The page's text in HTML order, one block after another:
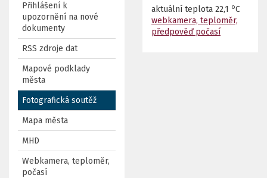
Přihlášení k
upozornění na nové
dokumenty
RSS zdroje dat
Mapové podklady
města
Fotografická soutěž
Mapa města
MHD
Webkamera, teploměr,
počasí
aktuální teplota 22,1 oC
webkamera, teploměr,
předpověď počasí